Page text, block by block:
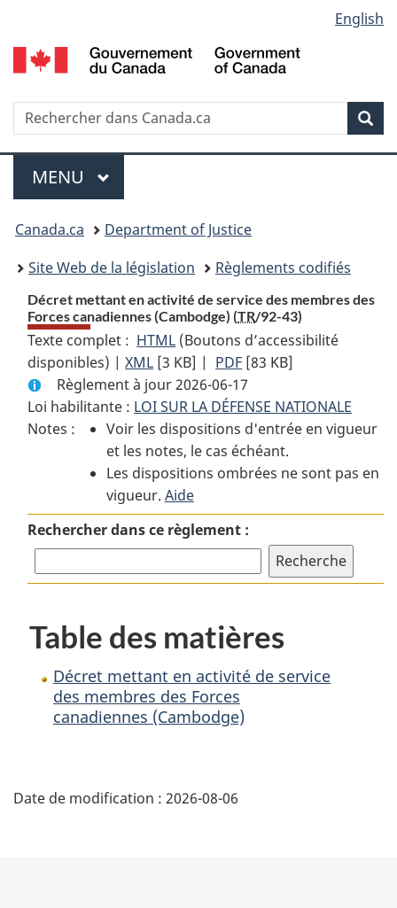
au
contenu
propos
de
la
HTML
simplifiée
selection
English
Recherche
Menu
MENU PRINCIPAL
You
are
here:
Canada.ca
Department of Justice
Site Web de la législation
Règlements codifiés
Décret mettant en activité de service des membres des
Forces canadiennes (Cambodge) (TR/92-43)
Texte complet : HTML Texte
complet
:
Décret
mettant
en
activité
de
service
des
des
canadiennes
(Cambodge)
(Boutons d’accessibilité
disponibles) |XML Texte
complet
:
Décret
mettant
en
activité
de
service
membres
Forces
canadiennes
(Cambodge)
[3 KB] | PDF Texte
complet
:
Décret
mettant
en
de
service
membres
Forces
canadiennes
(Cambodge)
[83 KB]
Règlement à jour 2026-06-17
Loi habilitante : LOI SUR LA DÉFENSE NATIONALE
Notes :
Voir les dispositions d'entrée en vigueur
et les notes, le cas échéant.
Les dispositions ombrées ne sont pas en
vigueur. Aide
Rechercher dans ce règlement :
Table des matières
Décret mettant en activité de service
des membres des Forces
canadiennes (Cambodge)
é
Date de modification : 2026-08-06